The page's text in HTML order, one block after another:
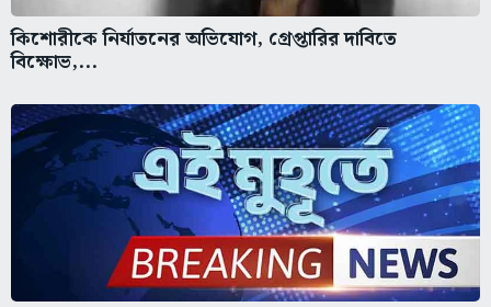
কিশোরীকে নির্যাতনের অভিযোগ, গ্রেপ্তারির দাবিতে
বিক্ষোভ,...